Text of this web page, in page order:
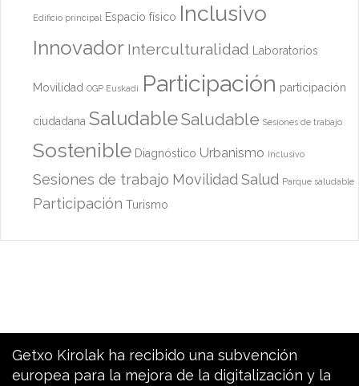
Edificio principal Espacio físico Inclusivo
Innovador Interculturalidad Laboratorios
Movilidad OGP Euskadi Participación participación
ciudadana SaludableSaludable Sesiones de trabajo
Sostenible Diagnóstico Urbanismo Inclusivo
Sesiones de trabajo Movilidad Salud Parque saludable
Participación Turismo
Getxo Kirolak ha recibido una subvención
europea para la mejora de la digitalización y la